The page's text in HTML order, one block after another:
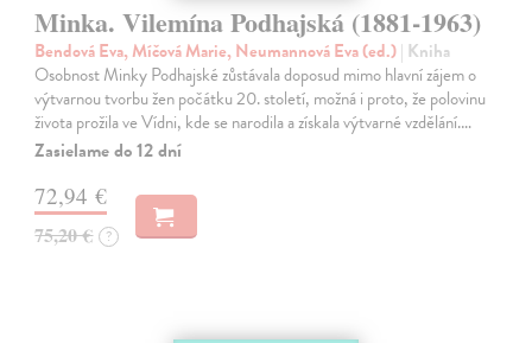
Minka. Vilemína Podhajská (1881-1963)
Bendová Eva, Míčová Marie, Neumannová Eva (ed.)| Kniha
Osobnost Minky Podhajské zůstávala doposud mimo hlavní zájem o
výtvarnou tvorbu žen počátku 20. století, možná i proto, že polovinu
života prožila ve Vídni, kde se narodila a získala výtvarné vzdělání.…
Zasielame do 12 dní
72,94 €
75,20 € ?